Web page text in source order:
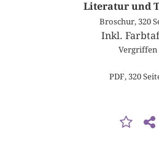
Literatur und
Broschur, 320
Inkl.
Vergriffen
PDF, 320